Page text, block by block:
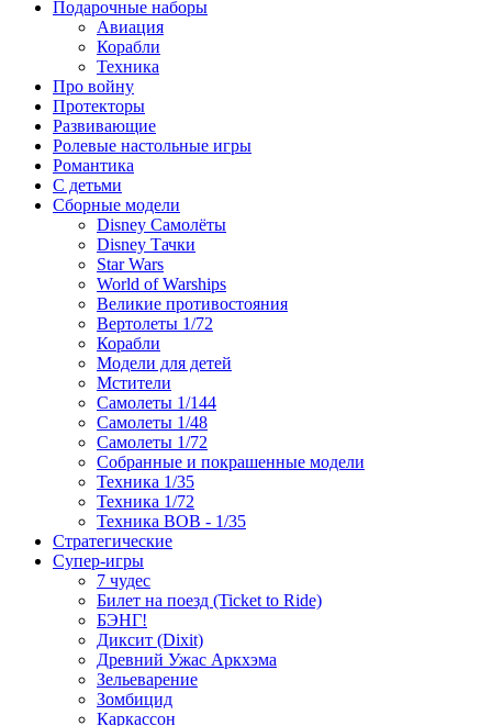
Подарочные наборы
Авиация
Корабли
Техника
Про войну
Протекторы
Развивающие
Ролевые настольные игры
Романтика
С детьми
Сборные модели
Disney Самолёты
Disney Тачки
Star Wars
World of Warships
Великие противостояния
Вертолеты 1/72
Корабли
Модели для детей
Мстители
Самолеты 1/144
Самолеты 1/48
Самолеты 1/72
Собранные и покрашенные модели
Техника 1/35
Техника 1/72
Техника ВОВ - 1/35
Стратегические
Супер-игры
7 чудес
Билет на поезд (Ticket to Ride)
БЭНГ!
Диксит (Dixit)
Древний Ужас Аркхэма
Зельеварение
Зомбицид
Каркассон